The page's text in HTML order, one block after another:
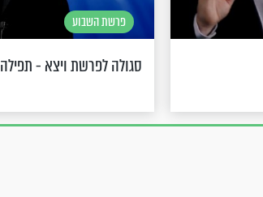
פרשת השבוע
סגולה לפרשת ויצא - תפילה